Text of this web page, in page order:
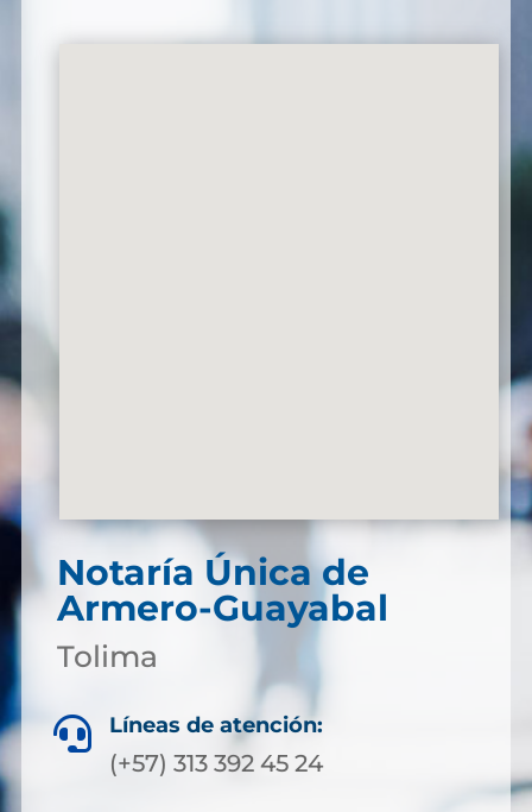
Notaría Única de
Armero-Guayabal
Tolima
 Líneas de atención:
(+57) 313 392 45 24